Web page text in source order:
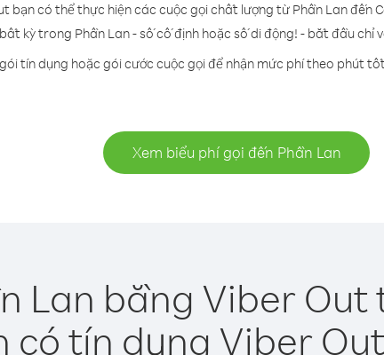
bạn có thể thực hiện các cuộc gọi chất lượng từ Phần Lan đến
kỳ trong Phần Lan - số cố định hoặc số di động! - bắt đầu chỉ
tín dụng hoặc gói cước cuộc gọi để nhận mức phí theo phút
Xem biểu phí gọi đến Phần Lan
Lan bằng Viber
có tín dụng Viber